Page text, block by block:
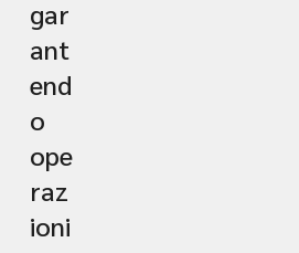
gar
ant
end
o
ope
raz
ioni